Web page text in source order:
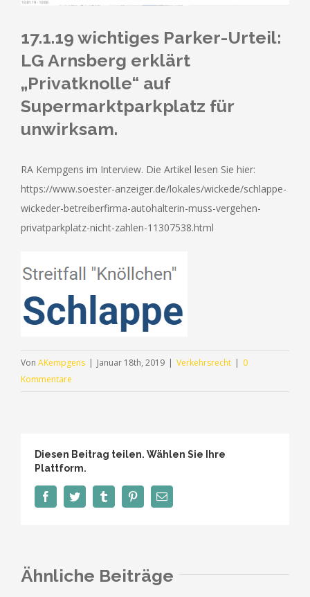
17.1.19 wichtiges Parker-Urteil:
LG Arnsberg erklärt
„Privatknolle“ auf
Supermarktparkplatz für
unwirksam.
RA Kempgens im Interview. Die Artikel lesen Sie hier:
https://www.soester-anzeiger.de/lokales/wickede/schlappe-
wickeder-betreiberfirma-autohalterin-muss-vergehen-
privatparkplatz-nicht-zahlen-11307538.html
Von AKempgens Januar 18th, 2019 Verkehrsrecht
0
Kommentare
Diesen Beitrag teilen. Wählen Sie Ihre
Plattform.
FacebookTwitter Tumblr PinterestE-
Mail
Ähnliche Beiträge